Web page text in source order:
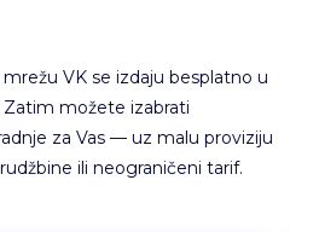
VK se izdaju besplatno u
Zatim možete izabrati
za Vas — uz malu proviziju
ili neograničeni tarif.